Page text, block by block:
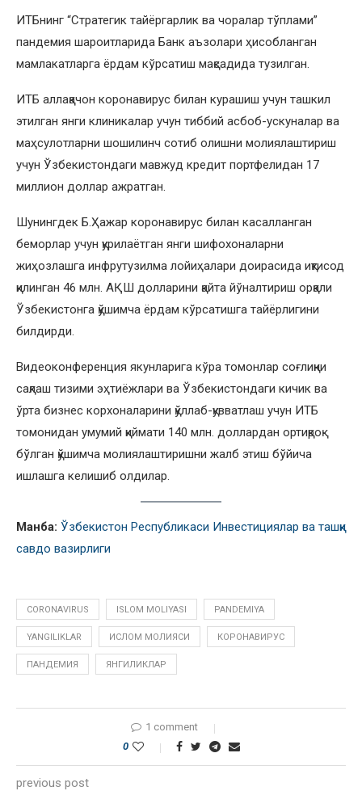
ИТБнинг “Стратегик тайёргарлик ва чоралар тўплами”
пандемия шароитларида Банк аъзолари ҳисобланган
мамлакатларга ёрдам кўрсатиш мақсадида тузилган.
ИТБ аллақачон коронавирус билан курашиш учун ташкил
этилган янги клиникалар учун тиббий асбоб-ускуналар ва
маҳсулотларни шошилинч сотиб олишни молиялаштириш
учун Ўзбекистондаги мавжуд кредит портфелидан 17
миллион доллар ажратган.
Шунингдек Б.Ҳажар коронавирус билан касалланган
беморлар учун қурилаётган янги шифохоналарни
жиҳозлашга инфрутузилма лойиҳалари доирасида иқтисод
қилинган 46 млн. АҚШ долларини қайта йўналтириш орқали
Ўзбекистонга қўшимча ёрдам кўрсатишга тайёрлигини
билдирди.
Видеоконференция якунларига кўра томонлар соғлиқни
сақлаш тизими эҳтиёжлари ва Ўзбекистондаги кичик ва
ўрта бизнес корхоналарини қўллаб-қувватлаш учун ИТБ
томонидан умумий қиймати 140 млн. доллардан ортиқроқ
бўлган қўшимча молиялаштиришни жалб этиш бўйича
ишлашга келишиб олдилар.
Манба: Ўзбекистон Республикаси Инвестициялар ва ташқи
савдо вазирлиги
CORONAVIRUS ISLOM MOLIYASI PANDEMIYA
YANGILIKLAR ИСЛОМ МОЛИЯСИ КОРОНАВИРУС
ПАНДЕМИЯ ЯНГИЛИКЛАР
1 comment
0
previous post